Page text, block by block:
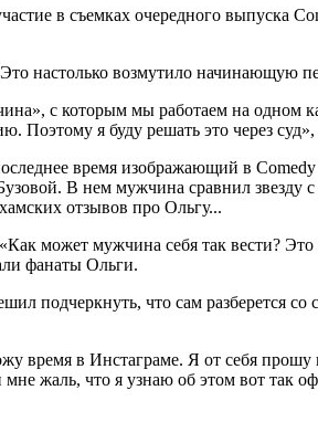
в съемках очередного выпуска
настолько возмутило начинающую
с которым мы работаем на одном
Поэтому я буду решать это через
время изображающий в
В нем мужчина сравнил
отзывов про Ольгу...
может мужчина себя так вести?
фанаты Ольги.
подчеркнуть, что сам разберется
время в Инстаграме. Я от себя
жаль, что я узнаю об этом вот так